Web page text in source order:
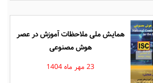
همایش ملی ملاحظات آموزش در عصر
هوش مصنوعی
23 مهر ماه 1404